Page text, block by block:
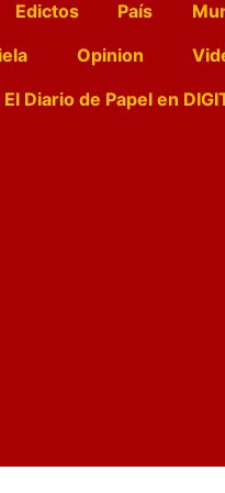
Edictos País
Opinion
El Diario de Papel en